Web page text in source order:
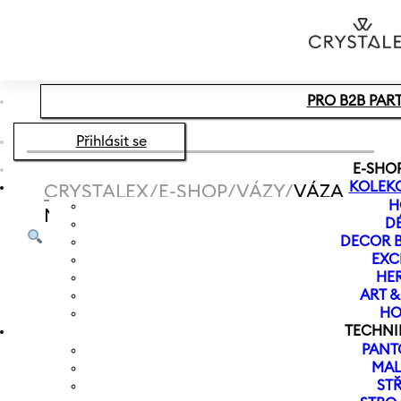
PRO B2B
Přihlásit se
E-
DECOR
ART
CRYSTALEX/ E-SHOP/VÁZY/VÁZA
MRAZIVÁ NĚŽNOST 185 MM